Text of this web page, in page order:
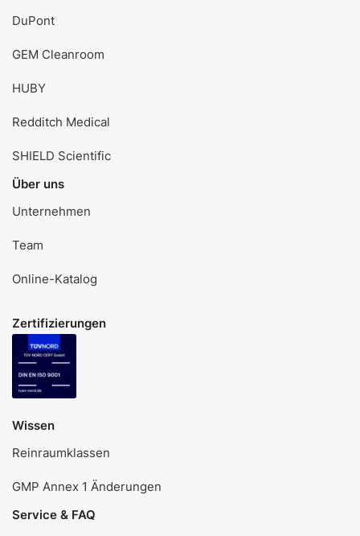
DuPont
GEM Cleanroom
HUBY
Redditch Medical
SHIELD Scientific
Über uns
Unternehmen
Team
Online-Katalog
Zertifizierungen
Wissen
Reinraumklassen
GMP Annex 1 Änderungen
Service & FAQ